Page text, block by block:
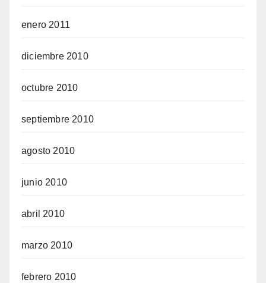
enero 2011
diciembre 2010
octubre 2010
septiembre 2010
agosto 2010
junio 2010
abril 2010
marzo 2010
febrero 2010